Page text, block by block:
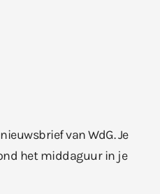
van WdG. Je
het middaguur in je